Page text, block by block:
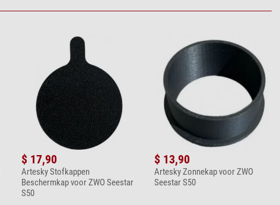
$ 17,90
Artesky Stofkappen
Beschermkap voor ZWO Seestar
S50
$ 13,90
Artesky Zonnekap voor ZWO
Seestar S50